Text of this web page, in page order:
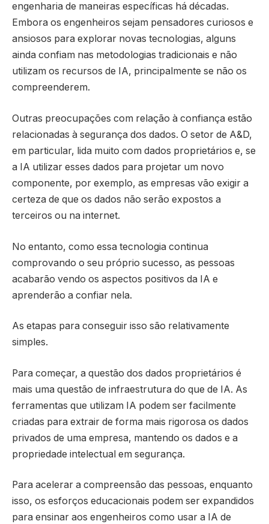
engenharia de maneiras específicas há décadas.
Embora os engenheiros sejam pensadores curiosos e
ansiosos para explorar novas tecnologias, alguns
ainda confiam nas metodologias tradicionais e não
utilizam os recursos de IA, principalmente se não os
compreenderem.
Outras preocupações com relação à confiança estão
relacionadas à segurança dos dados. O setor de A&D,
em particular, lida muito com dados proprietários e, se
a IA utilizar esses dados para projetar um novo
componente, por exemplo, as empresas vão exigir a
certeza de que os dados não serão expostos a
terceiros ou na internet.
No entanto, como essa tecnologia continua
comprovando o seu próprio sucesso, as pessoas
acabarão vendo os aspectos positivos da IA e
aprenderão a confiar nela.
As etapas para conseguir isso são relativamente
simples.
Para começar, a questão dos dados proprietários é
mais uma questão de infraestrutura do que de IA. As
ferramentas que utilizam IA podem ser facilmente
criadas para extrair de forma mais rigorosa os dados
privados de uma empresa, mantendo os dados e a
propriedade intelectual em segurança.
Para acelerar a compreensão das pessoas, enquanto
isso, os esforços educacionais podem ser expandidos
para ensinar aos engenheiros como usar a IA de